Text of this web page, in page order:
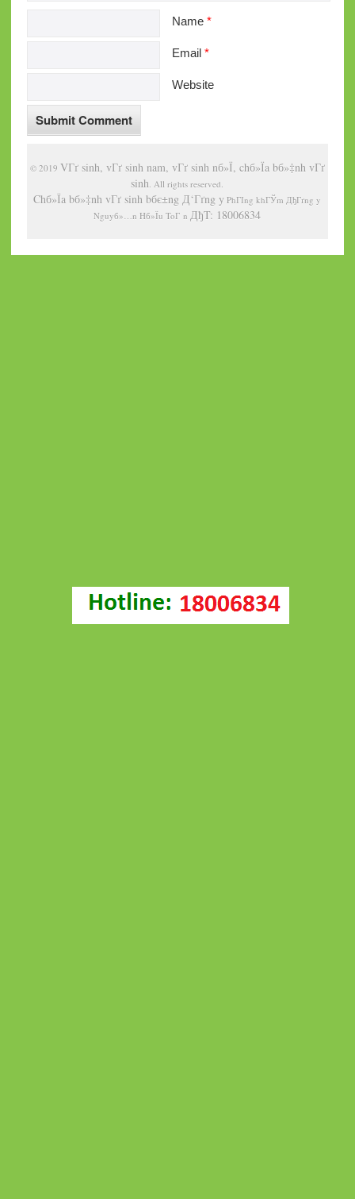
Name *
Email *
Website
© 2019 VГґ sinh, vГґ sinh nam, vГґ sinh nб»Ї, chб»Їa bб»‡nh vГґ
sinh. All rights reserved.
Chб»Їa bб»‡nh vГґ sinh bбє±ng Д‘Гґng y PhГІng khГЎm ДђГґng y
Nguyб»…n Hб»Їu ToГ nДђT: 18006834